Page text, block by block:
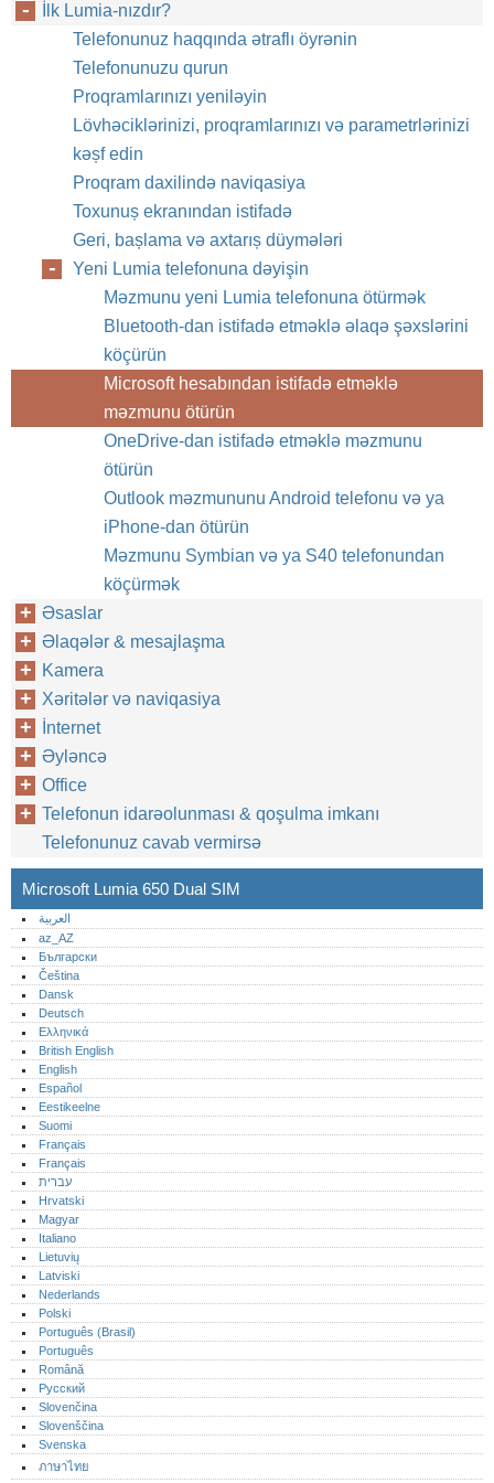
İlk Lumia-nızdır?
Telefonunuz haqqında ətraflı öyrənin
Telefonunuzu qurun
Proqramlarınızı yeniləyin
Lövhəciklərinizi, proqramlarınızı və parametrlərinizi
kəșf edin
Proqram daxilində naviqasiya
Toxunuș ekranından istifadə
Geri, bașlama və axtarıș düymələri
Yeni Lumia telefonuna dəyişin
Məzmunu yeni Lumia telefonuna ötürmək
Bluetooth-dan istifadə etməklə əlaqə şəxslərini
köçürün
Microsoft hesabından istifadə etməklə
məzmunu ötürün
OneDrive-dan istifadə etməklə məzmunu
ötürün
Outlook məzmununu Android telefonu və ya
iPhone-dan ötürün
Məzmunu Symbian və ya S40 telefonundan
köçürmək
Əsaslar
Əlaqələr & mesajlaşma
Kamera
Xəritələr və naviqasiya
İnternet
Əyləncə
Office
Telefonun idarəolunması & qoşulma imkanı
Telefonunuz cavab vermirsə
Microsoft Lumia 650 Dual SIM
العربية
az_AZ
Български
Čeština
Dansk
Deutsch
Ελληνικά
British English
English
Español
Eestikeelne
Suomi
Français
Français
עברית
Hrvatski
Magyar
Italiano
Lietuvių
Latviski
Nederlands
Polski
Português (Brasil)
Português‎
Română
Русский
Slovenčina
Slovenščina
Svenska
ภาษาไทย